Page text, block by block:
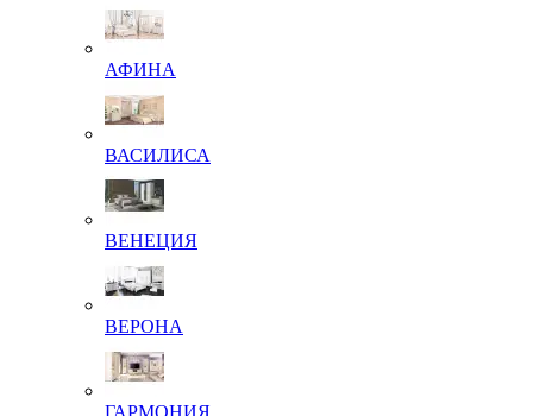
АФИНА
ВАСИЛИСА
ВЕНЕЦИЯ
ВЕРОНА
ГАРМОНИЯ